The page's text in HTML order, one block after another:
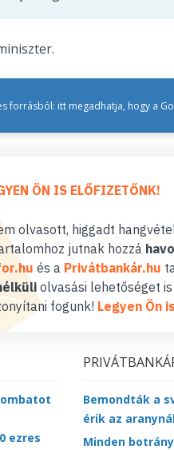
forrásból: itt megadhatja, hogy a
ÖN IS ELŐFIZETŐNK!
olvasott, higgadt
jutnak hozzá
és a Privátbankár.hu
olvasási lehetőséget
fogunk! Legyen Ön
ezres
Bemondták a
érik az
Minden